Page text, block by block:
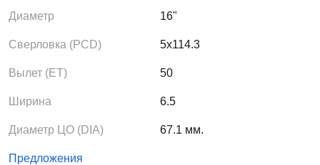
Диаметр 16"
Сверловка (PCD) 5x114.3
Вылет (ЕТ) 50
Ширина 6.5
Диаметр ЦО (DIA) 67.1 мм.
Предложения